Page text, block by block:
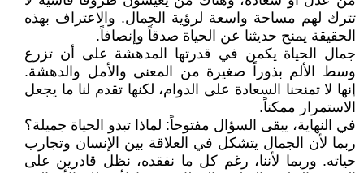
تترك لهم مساحة واسعة لرؤية الجمال. والاعتراف بهذه
الحقيقة يمنح حديثنا عن الحياة صدقاً وإنصافاً.
جمال الحياة يكمن في قدرتها المدهشة على أن تزرع
وسط الألم بذوراً صغيرة من المعنى والأمل والدهشة.
إنها لا تمنحنا السعادة على الدوام، لكنها تقدم لنا ما يجعل
الاستمرار ممكناً.
في النهاية، يبقى السؤال مفتوحاً: لماذا تبدو الحياة جميلة؟
ربما لأن الجمال يتشكل في العلاقة بين الإنسان وتجارب
حياته. وربما لأننا، رغم كل ما نفقده، نظل قادرين على